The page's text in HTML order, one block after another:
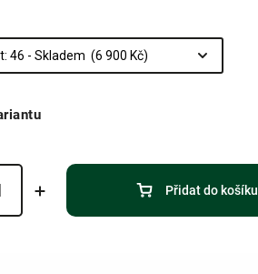
Přidat do košíku
nákup*